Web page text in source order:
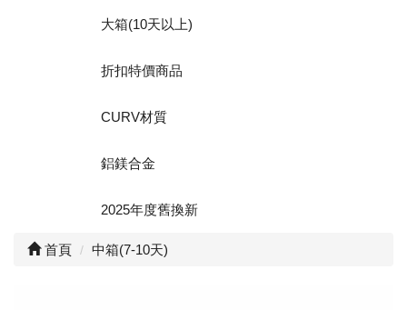
大箱(10天以上)
折扣特價商品
CURV材質
鋁鎂合金
2025年度舊換新
首頁 中箱(7-10天)